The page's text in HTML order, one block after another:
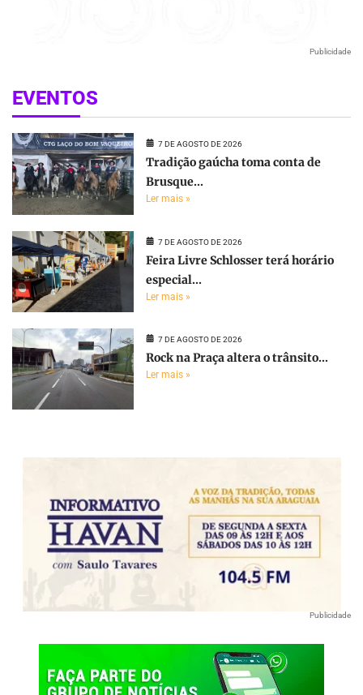
Publicidade
EVENTOS
7 DE AGOSTO DE 2026
Tradição gaúcha toma conta de
Brusque...
Ler mais »
7 DE AGOSTO DE 2026
Feira Livre Schlosser terá horário
especial...
Ler mais »
7 DE AGOSTO DE 2026
Rock na Praça altera o trânsito...
Ler mais »
Publicidade